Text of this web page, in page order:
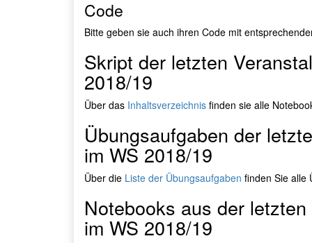
Code
Bitte geben sie auch ihren Code mit
Skript der letzten
2018/19
Über das Inhaltsverzeichnis finden sie alle
Übungsaufgaben der
im WS 2018/19
Über die Liste der Übungsaufgaben finden Sie alle
Notebooks aus der
im WS 2018/19